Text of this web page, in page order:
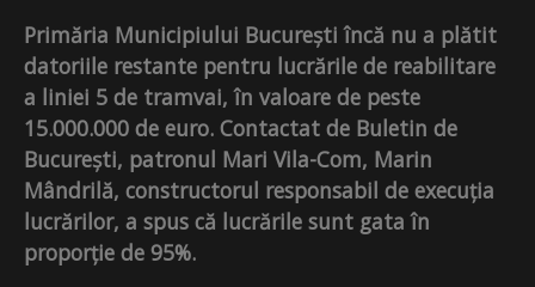
Primăria Municipiului București încă nu a plătit
datoriile restante pentru lucrările de reabilitare
a liniei 5 de tramvai, în valoare de peste
15.000.000 de euro. Contactat de Buletin de
București, patronul Mari Vila-Com, Marin
Mândrilă, constructorul responsabil de execuția
lucrărilor, a spus că lucrările sunt gata în
proporție de 95%.